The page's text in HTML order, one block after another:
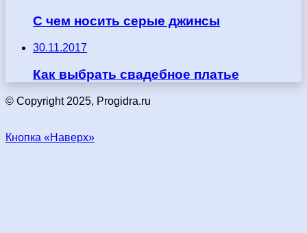
С чем носить серые джинсы
30.11.2017
Как выбрать свадебное платье
© Copyright 2025, Progidra.ru
Кнопка «Наверх»